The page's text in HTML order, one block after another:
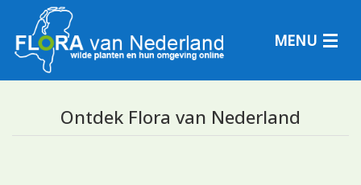
MENU
Ontdek Flora van Nederland